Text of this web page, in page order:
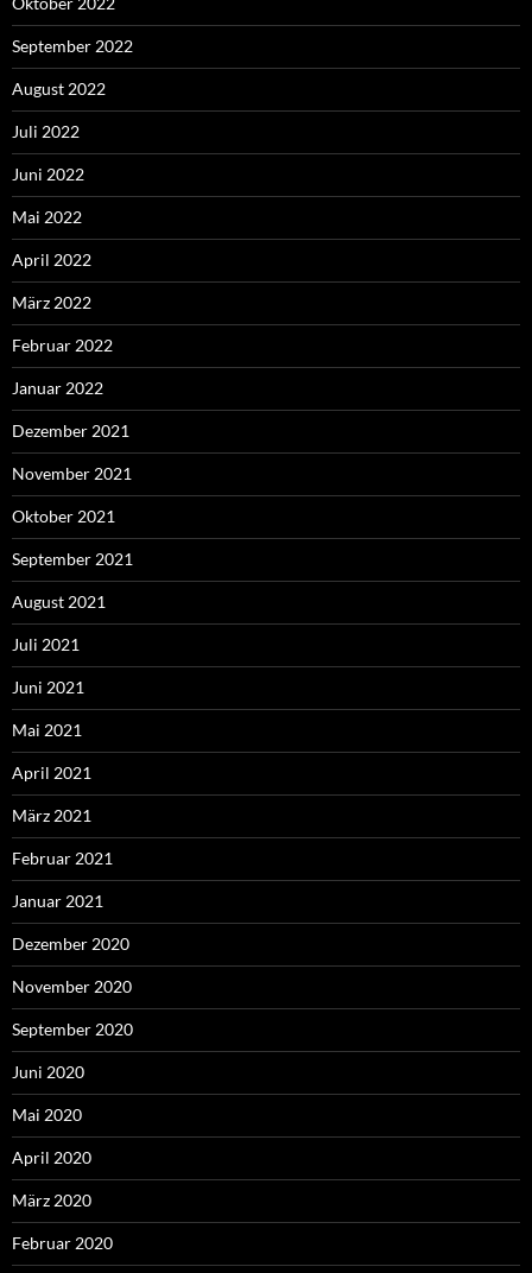
September 2022
August 2022
Juli 2022
Juni 2022
Mai 2022
April 2022
März 2022
Februar 2022
Januar 2022
Dezember 2021
November 2021
Oktober 2021
September 2021
August 2021
Juli 2021
Juni 2021
Mai 2021
April 2021
März 2021
Februar 2021
Januar 2021
Dezember 2020
November 2020
September 2020
Juni 2020
Mai 2020
April 2020
März 2020
Februar 2020